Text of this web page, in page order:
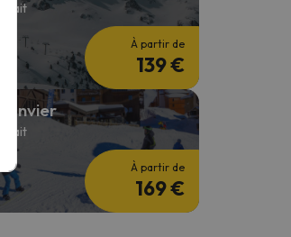
À partir de
139 €
janvier
À partir de
169 €